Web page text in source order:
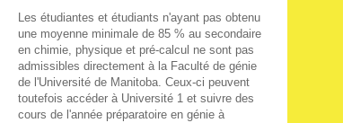
Les étudiantes et étudiants n'ayant pas obtenu
une moyenne minimale de 85 % au secondaire
en chimie, physique et pré-calcul ne sont pas
admissibles directement à la Faculté de génie
de l'Université de Manitoba. Ceux-ci peuvent
toutefois accéder à Université 1 et suivre des
cours de l'année préparatoire en génie à